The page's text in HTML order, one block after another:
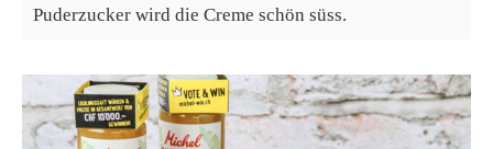
Puderzucker wird die Creme schön süss.